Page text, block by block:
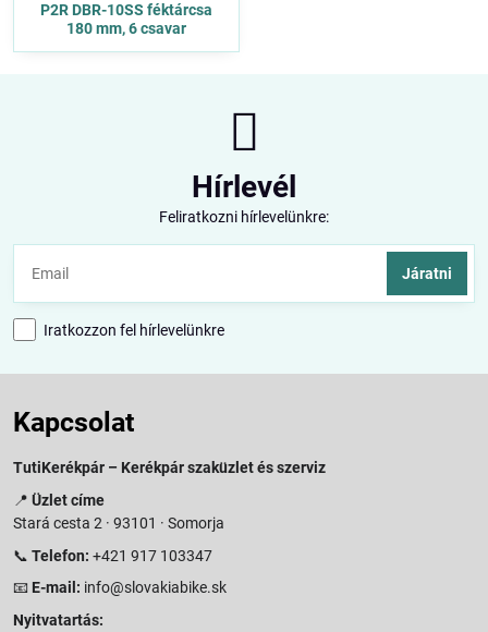
P2R DBR-10SS féktárcsa
180 mm, 6 csavar
Hírlevél
Feliratkozni hírlevelünkre:
Járatni
Iratkozzon fel hírlevelünkre
Kapcsolat
TutiKerékpár – Kerékpár szaküzlet és szerviz
📍 Üzlet címe
Stará cesta 2 · 93101 · Somorja
📞 Telefon: +421 917 103347
📧 E-mail: info@slovakiabike.sk
Nyitvatartás: